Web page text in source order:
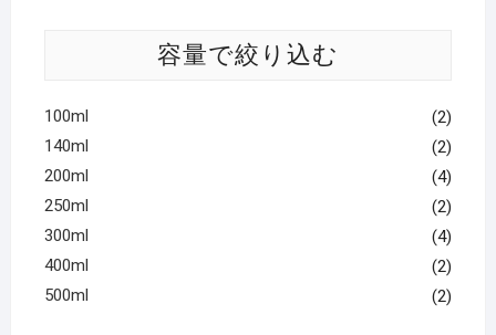
容量で絞り込む
100ml
(2)
140ml
(2)
200ml
(4)
250ml
(2)
300ml
(4)
400ml
(2)
500ml
(2)